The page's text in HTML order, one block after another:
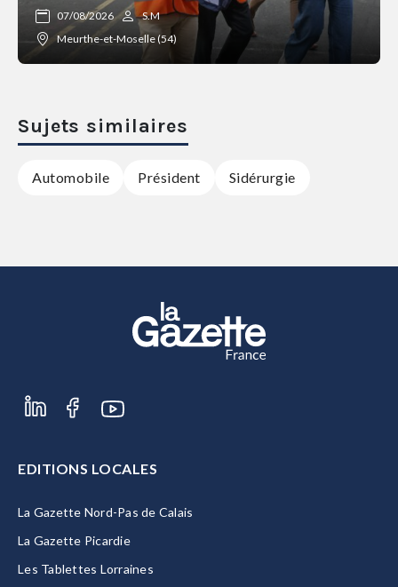
07/08/2026
S.M
Meurthe-et-Moselle (54)
Sujets similaires
Automobile Président Sidérurgie
EDITIONS LOCALES
La Gazette Nord-Pas de Calais
La Gazette Picardie
Les Tablettes Lorraines